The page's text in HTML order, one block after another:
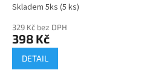
Skladem 5ks (5 ks)
329 Kč bez DPH
398 Kč
DETAIL